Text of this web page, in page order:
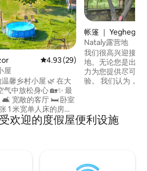
平均评分 4.93 分（满分 5 分）
4.93 (29)
屋
馨乡村小屋 🌿 在大
中放松身心 🏡✨ 最
🛋 宽敞的客厅 🛏 卧室
1 米宽单人床的房间
🌄 可欣赏诺拉万克山
网络 🌳 绿地 –
帐篷 ｜
Nataly露营地
我们很高兴迎接您
地。无论您是出差
力为您提供尽可能
验。 我们认为，
Yeghegnadzor。
Yeghegnadzor教
欢迎的度假屋便利设施